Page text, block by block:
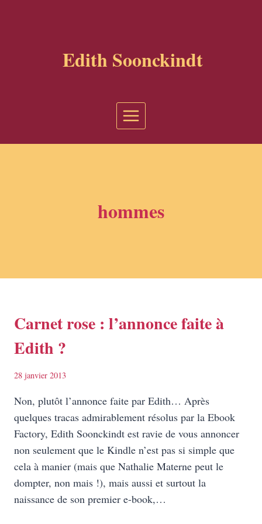
Edith Soonckindt
hommes
Carnet rose : l’annonce faite à
Edith ?
28 janvier 2013
Non, plutôt l’annonce faite par Edith… Après
quelques tracas admirablement résolus par la Ebook
Factory, Edith Soonckindt est ravie de vous annoncer
non seulement que le Kindle n’est pas si simple que
cela à manier (mais que Nathalie Materne peut le
dompter, non mais !), mais aussi et surtout la
naissance de son premier e-book,…